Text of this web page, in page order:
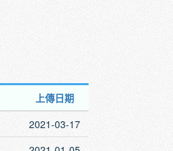
上傳日期
2021-03-17